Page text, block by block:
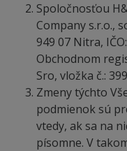
Spoločnosťou
Company s.r.o.,
949 07 Nitra,
Obchodnom
Sro, vložka č.:
Zmeny týchto
podmienok sú
vtedy, ak sa na
písomne. V